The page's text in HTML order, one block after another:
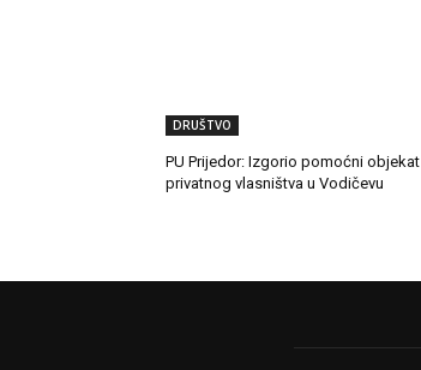
DRUŠTVO
PU Prijedor: Izgorio pomoćni objekat
privatnog vlasništva u Vodičevu